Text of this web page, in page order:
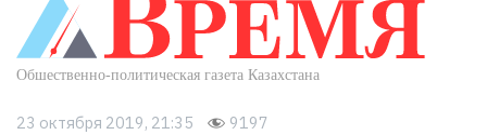
23 октября 2019, 21:35 9197